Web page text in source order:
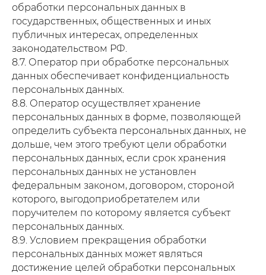
обработки персональных данных в
государственных, общественных и иных
публичных интересах, определенных
законодательством РФ.
8.7. Оператор при обработке персональных
данных обеспечивает конфиденциальность
персональных данных.
8.8. Оператор осуществляет хранение
персональных данных в форме, позволяющей
определить субъекта персональных данных, не
дольше, чем этого требуют цели обработки
персональных данных, если срок хранения
персональных данных не установлен
федеральным законом, договором, стороной
которого, выгодоприобретателем или
поручителем по которому является субъект
персональных данных.
8.9. Условием прекращения обработки
персональных данных может являться
достижение целей обработки персональных
Донецк, Проспект павших коммунаров 95А
Остановка гор. ГАИ на территории крематория